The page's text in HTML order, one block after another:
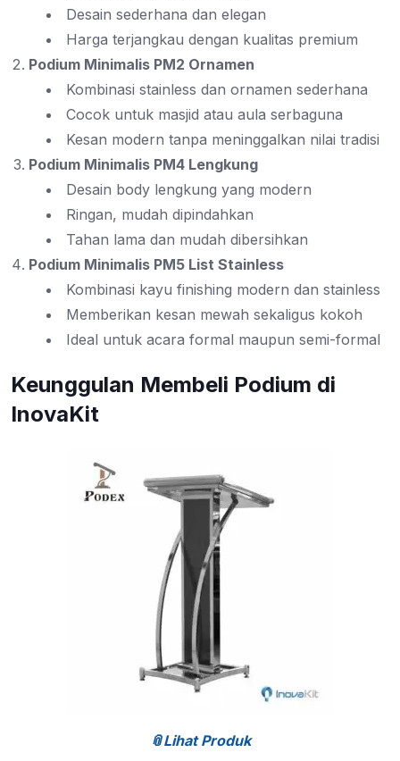
Desain sederhana dan elegan
Harga terjangkau dengan kualitas premium
Podium Minimalis PM2 Ornamen
Kombinasi stainless dan ornamen sederhana
Cocok untuk masjid atau aula serbaguna
Kesan modern tanpa meninggalkan nilai tradisi
Podium Minimalis PM4 Lengkung
Desain body lengkung yang modern
Ringan, mudah dipindahkan
Tahan lama dan mudah dibersihkan
Podium Minimalis PM5 List Stainless
Kombinasi kayu finishing modern dan stainless
Memberikan kesan mewah sekaligus kokoh
Ideal untuk acara formal maupun semi-formal
Keunggulan Membeli Podium di
InovaKit
📎Lihat Produk